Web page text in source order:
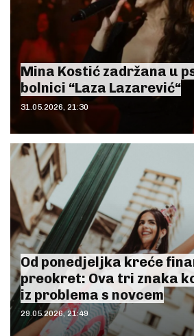
Mina Kostić zadržana u
bolnici “Laza Lazarević“
31.05.2026, 21:30
Od ponedjeljka kreće
preokret: Ova tri znaka
iz problema s novcem
29.05.2026, 21:49